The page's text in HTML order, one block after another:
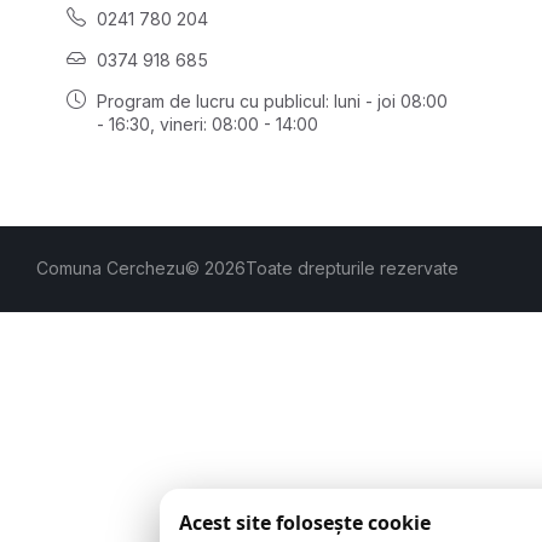
0241 780 204
0374 918 685
Program de lucru cu publicul: luni - joi 08:00
- 16:30 , vineri: 08:00 - 14:00
Comuna Cerchezu© 2026Toate drepturile rezervate
Acest site folosește cookie